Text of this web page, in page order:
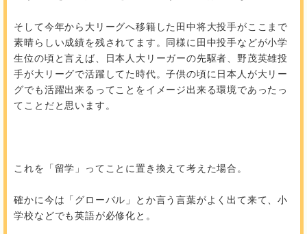
そして今年から大リーグへ移籍した田中将大投手がここまで
素晴らしい成績を残されてます。同様に田中投手などが小学
生位の頃と言えば、日本人大リーガーの先駆者、野茂英雄投
手が大リーグで活躍してた時代。子供の頃に日本人が大リー
グでも活躍出来るってことをイメージ出来る環境であったっ
てことだと思います。
これを「留学」ってことに置き換えて考えた場合。
確かに今は「グローバル」とか言う言葉がよく出て来て、小
学校などでも英語が必修化と。